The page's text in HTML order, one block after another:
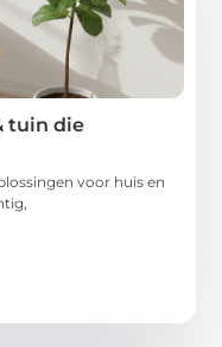
tuin die
voor huis en